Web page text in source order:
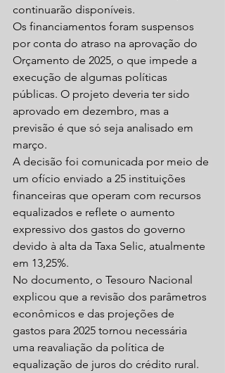
continuarão disponíveis.
Os financiamentos foram suspensos
por conta do atraso na aprovação do
Orçamento de 2025, o que impede a
execução de algumas políticas
públicas. O projeto deveria ter sido
aprovado em dezembro, mas a
previsão é que só seja analisado em
março.
A decisão foi comunicada por meio de
um ofício enviado a 25 instituições
financeiras que operam com recursos
equalizados e reflete o aumento
expressivo dos gastos do governo
devido à alta da Taxa Selic, atualmente
em 13,25%.
No documento, o Tesouro Nacional
explicou que a revisão dos parâmetros
econômicos e das projeções de
gastos para 2025 tornou necessária
uma reavaliação da política de
equalização de juros do crédito rural.